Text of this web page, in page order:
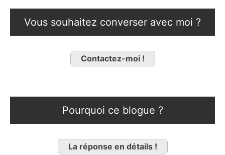
Vous souhaitez converser avec moi ?
Contactez-moi !
Pourquoi ce blogue ?
La réponse en détails !